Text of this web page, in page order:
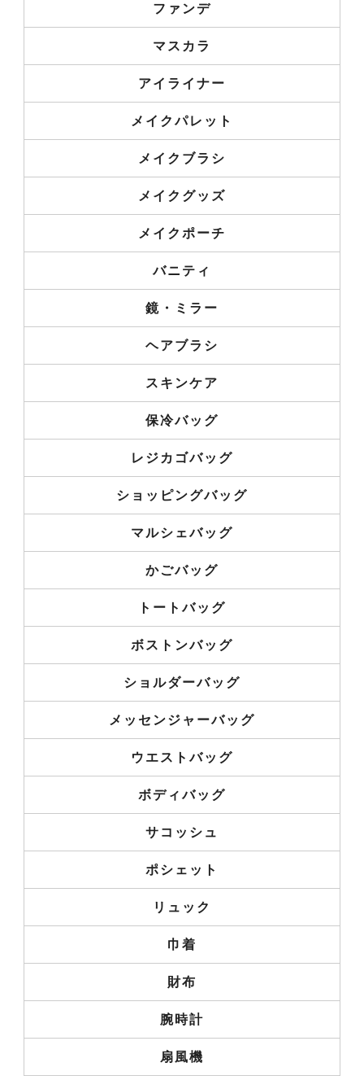
ファンデ
マスカラ
アイライナー
メイクパレット
メイクブラシ
メイクグッズ
メイクポーチ
バニティ
鏡・ミラー
ヘアブラシ
スキンケア
保冷バッグ
レジカゴバッグ
ショッピングバッグ
マルシェバッグ
かごバッグ
トートバッグ
ボストンバッグ
ショルダーバッグ
メッセンジャーバッグ
ウエストバッグ
ボディバッグ
サコッシュ
ポシェット
リュック
巾着
財布
腕時計
扇風機